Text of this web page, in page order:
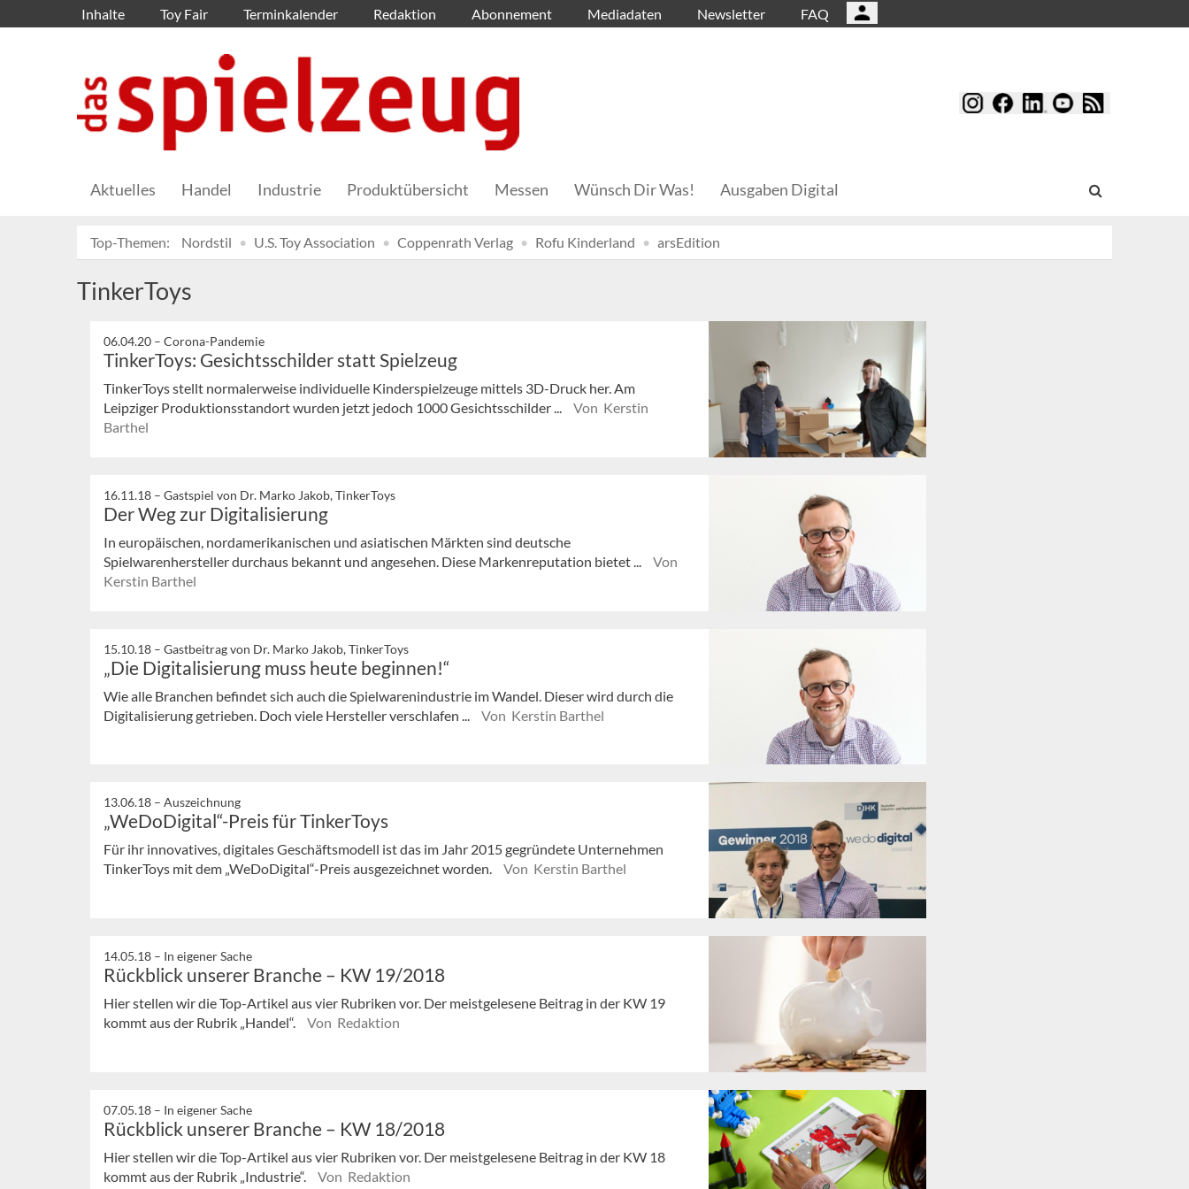
Inhalte Toy Fair Terminkalender Redaktion Abonnement Mediadaten Newsletter FAQ
Aktuelles Handel Industrie Produktübersicht Messen Wünsch Dir Was! Ausgaben Digital
Top-Themen: Nordstil U.S. Toy Association Coppenrath Verlag Rofu Kinderland arsEdition
TinkerToys
06.04.20 – Corona-Pandemie
TinkerToys: Gesichtsschilder statt Spielzeug
TinkerToys stellt normalerweise individuelle Kinderspielzeuge mittels 3D-Druck her. Am
Leipziger Produktionsstandort wurden jetzt jedoch 1000 Gesichtsschilder ...
Von Kerstin
Barthel
16.11.18 – Gastspiel von Dr. Marko Jakob, TinkerToys
Der Weg zur Digitalisierung
In europäischen, nordamerikanischen und asiatischen Märkten sind deutsche
Spielwarenhersteller durchaus bekannt und angesehen. Diese Markenreputation bietet ...
Von
Kerstin Barthel
15.10.18 – Gastbeitrag von Dr. Marko Jakob, TinkerToys
„Die Digitalisierung muss heute beginnen!“
Wie alle Branchen befindet sich auch die Spielwarenindustrie im Wandel. Dieser wird durch die
Digitalisierung getrieben. Doch viele Hersteller verschlafen ...
Von Kerstin Barthel
13.06.18 – Auszeichnung
„WeDoDigital“-Preis für TinkerToys
Für ihr innovatives, digitales Geschäftsmodell ist das im Jahr 2015 gegründete Unternehmen
TinkerToys mit dem „WeDoDigital“-Preis ausgezeichnet worden.
Von Kerstin Barthel
14.05.18 – In eigener Sache
Rückblick unserer Branche – KW 19/2018
Hier stellen wir die Top-Artikel aus vier Rubriken vor. Der meistgelesene Beitrag in der KW 19
kommt aus der Rubrik „Handel“.
Von Redaktion
07.05.18 – In eigener Sache
Rückblick unserer Branche – KW 18/2018
Hier stellen wir die Top-Artikel aus vier Rubriken vor. Der meistgelesene Beitrag in der KW 18
kommt aus der Rubrik „Industrie“.
Von Redaktion